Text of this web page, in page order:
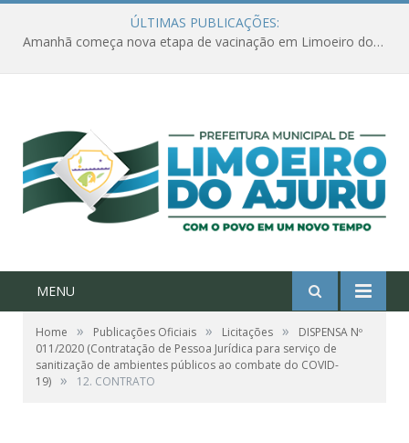
ÚLTIMAS PUBLICAÇÕES:
Amanhã começa nova etapa de vacinação em Limoeiro do Ajuru para idosos com 65 ou mais
MENU
Home » Publicações Oficiais » Licitações »
DISPENSA Nº
011/2020 (Contratação de Pessoa Jurídica para serviço de
sanitização de ambientes públicos ao combate do COVID-
19) » 12. CONTRATO